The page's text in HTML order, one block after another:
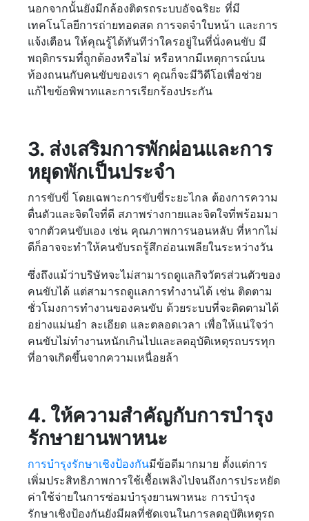
นอกจากนั้นยังมีกล้องติดรถระบบอัจฉริยะ ที่มี
เทคโนโลยีการถ่ายทอดสด การจดจำใบหน้า และการ
แจ้งเตือน ให้คุณรู้ได้ทันทีว่าใครอยู่ในที่นั่งคนขับ มี
พฤติกรรมที่ถูกต้องหรือไม่ หรือหากมีเหตุการณ์บน
ท้องถนนกับคนขับของเรา คุณก็จะมีวิดีโอเพื่อช่วย
แก้ไขข้อพิพาทและการเรียกร้องประกัน
3. ส่งเสริมการพักผ่อนและการ
หยุดพักเป็นประจำ
การขับขี่ โดยเฉพาะการขับขี่ระยะไกล ต้องการความ
ตื่นตัวและจิตใจที่ดี สภาพร่างกายและจิตใจที่พร้อมมา
จากตัวคนขับเอง เช่น คุณภาพการนอนหลับ ที่หากไม่
ดีก็อาจจะทำให้คนขับรถรู้สึกอ่อนเพลียในระหว่างวัน
ซึ่งถึงแม้ว่าบริษัทจะไม่สามารถดูแลกิจวัตรส่วนตัวของ
คนขับได้ แต่สามารถดูแลการทำงานได้ เช่น ติดตาม
ชั่วโมงการทำงานของคนขับ ด้วยระบบที่จะติดตามได้
อย่างแม่นยำ ละเอียด และตลอดเวลา เพื่อให้แน่ใจว่า
คนขับไม่ทำงานหนักเกินไปและลดอุบัติเหตุรถบรรทุก
ที่อาจเกิดขึ้นจากความเหนื่อยล้า
4. ให้ความสำคัญกับการบำรุง
รักษายานพาหนะ
การบำรุงรักษาเชิงป้องกันมีข้อดีมากมาย ตั้งแต่การ
เพิ่มประสิทธิภาพการใช้เชื้อเพลิงไปจนถึงการประหยัด
ค่าใช้จ่ายในการซ่อมบำรุงยานพาหนะ การบำรุง
รักษาเชิงป้องกันยังมีผลที่ชัดเจนในการลดอุบัติเหตุรถ